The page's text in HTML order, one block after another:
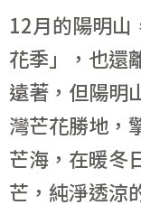
12月的陽明山
花季」，也還
遠著，但陽明
灣芒花勝地，
芒海，在暖冬
芒，純淨透涼